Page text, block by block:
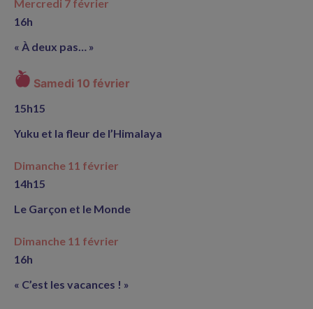
Mercredi 7 février
16h
« À deux pas… »
Samedi 10 février
15h15
Yuku et la fleur de l’Himalaya
Dimanche 11 février
14h15
Le Garçon et le Monde
Dimanche 11 février
16h
« C’est les vacances ! »